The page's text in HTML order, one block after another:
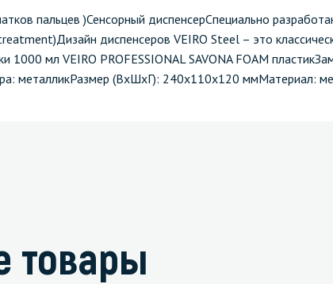
пальцев )Сенсорный диспенсерСпециально
диспенсеров VEIRO Steel – это
мл VEIRO PROFESSIONAL SAVONA FOAM
металликРазмер (ВхШхГ): 240x110x120 ммМатериал:
товары